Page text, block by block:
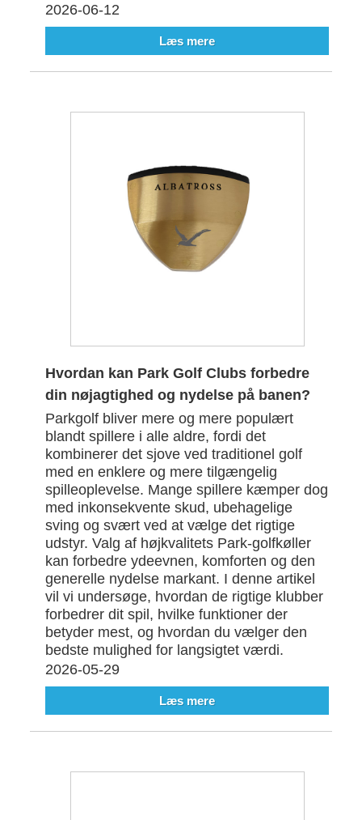
2026-06-12
Læs mere
Hvordan kan Park Golf Clubs forbedre
din nøjagtighed og nydelse på banen?
Parkgolf bliver mere og mere populært
blandt spillere i alle aldre, fordi det
kombinerer det sjove ved traditionel golf
med en enklere og mere tilgængelig
spilleoplevelse. Mange spillere kæmper dog
med inkonsekvente skud, ubehagelige
sving og svært ved at vælge det rigtige
udstyr. Valg af højkvalitets Park-golfkøller
kan forbedre ydeevnen, komforten og den
generelle nydelse markant. I denne artikel
vil vi undersøge, hvordan de rigtige klubber
forbedrer dit spil, hvilke funktioner der
betyder mest, og hvordan du vælger den
bedste mulighed for langsigtet værdi.
2026-05-29
Læs mere